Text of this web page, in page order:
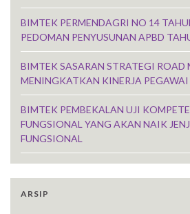
BIMTEK PERMENDAGRI NO 14
PEDOMAN PENYUSUNAN APBD
BIMTEK SASARAN STRATEGI ROAD
MENINGKATKAN KINERJA PEGAWAI
BIMTEK PEMBEKALAN UJI
FUNGSIONAL YANG AKAN NAIK
FUNGSIONAL
ARSIP